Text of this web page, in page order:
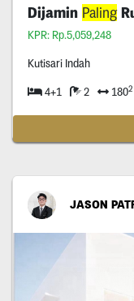
Dijamin Paling
KPR: Rp.5,059,248
Kutisari Indah
4+1 2 1802
JASON